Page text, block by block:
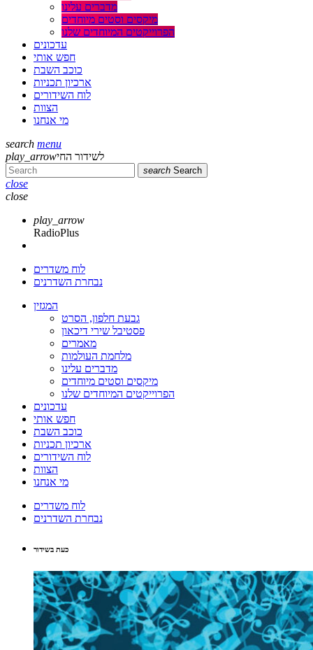
מדברים עלינו
מיקסים וסטים מיוחדים
הפרוייקטים המיוחדים שלנו
עדכונים
חפש אותי
כוכב השבת
ארכיון תכניות
לוח השידורים
הצוות
מי אנחנו
search menu
play_arrowלשידור החי
search Search
close
close
play_arrow
RadioPlus
לוח משדרים
נבחרת השדרנים
המגזין
גבעת חלפון, הסרט
פסטיבל שירי דיכאון
מאמרים
מלחמת העולמות
מדברים עלינו
מיקסים וסטים מיוחדים
הפרוייקטים המיוחדים שלנו
עדכונים
חפש אותי
כוכב השבת
ארכיון תכניות
לוח השידורים
הצוות
מי אנחנו
לוח משדרים
נבחרת השדרנים
כעת בשידור